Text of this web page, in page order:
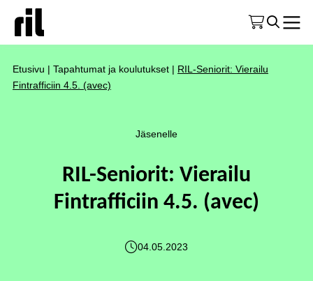
Etusivu | Tapahtumat ja koulutukset | RIL-Seniorit: Vierailu
Fintrafficiin 4.5. (avec)
Jäsenelle
RIL-Seniorit: Vierailu
Fintrafficiin 4.5. (avec)
04.05.2023